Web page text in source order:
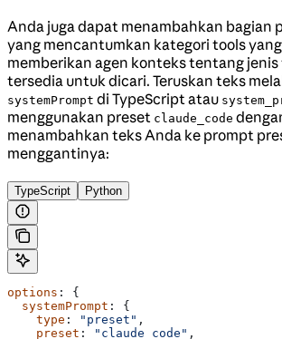
Anda juga dapat menambahkan bagian
yang mencantumkan kategori tools
memberikan agen konteks tentang jenis
tersedia untuk dicari. Teruskan teks
systemPrompt di TypeScript atau
menggunakan preset claude_code
menambahkan teks Anda ke prompt
menggantinya:
TypeScript Python
options : {
  systemPrompt
: {
    type
: "preset" ,
    preset
: "claude_code" ,